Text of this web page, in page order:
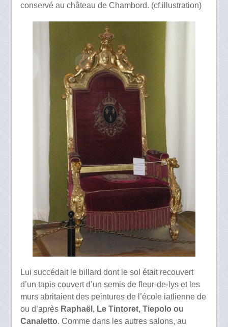
conservé au château de Chambord. (cf.illustration)
Lui succédait le billard dont le sol était recouvert
d’un tapis couvert d’un semis de fleur-de-lys et les
murs abritaient des peintures de l’école iatlienne de
ou d’après Raphaël, Le Tintoret, Tiepolo ou
Canaletto. Comme dans les autres salons, au